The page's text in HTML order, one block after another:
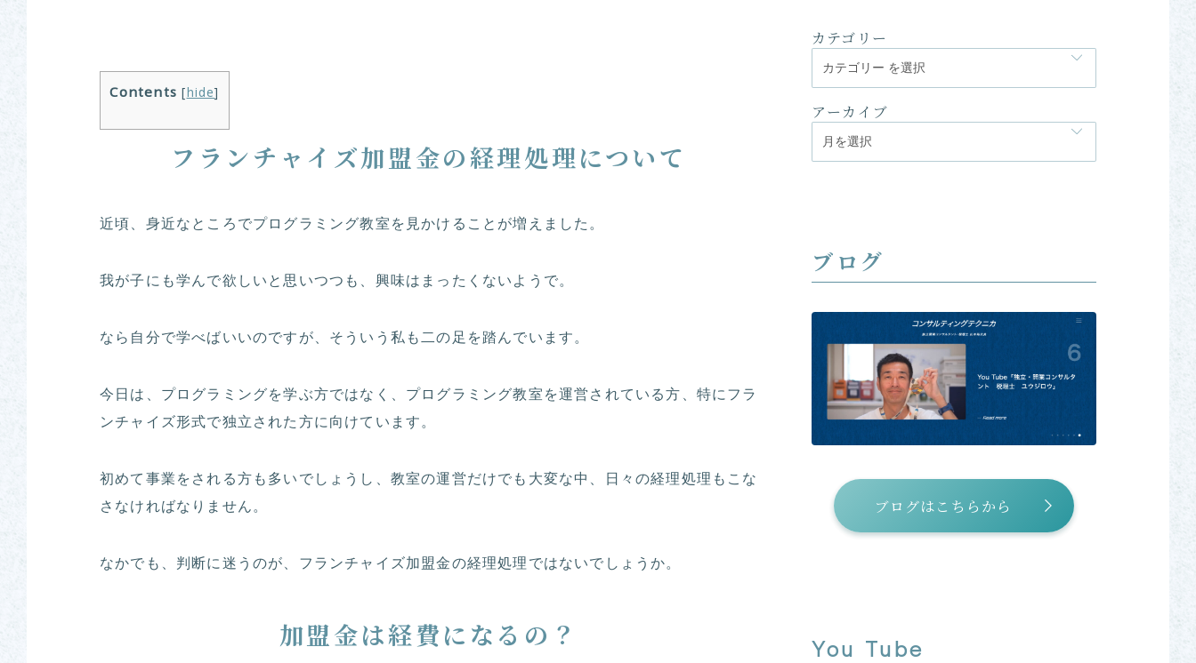
Contents [hide]
フランチャイズ加盟金の経理処理について
近頃、身近なところでプログラミング教室を見かけることが増えました。
我が子にも学んで欲しいと思いつつも、興味はまったくないようで。
なら自分で学べばいいのですが、そういう私も二の足を踏んでいます。
今日は、プログラミングを学ぶ方ではなく、プログラミング教室を運営されている方、特にフラ
ンチャイズ形式で独立された方に向けています。
初めて事業をされる方も多いでしょうし、教室の運営だけでも大変な中、日々の経理処理もこな
さなければなりません。
なかでも、判断に迷うのが、フランチャイズ加盟金の経理処理ではないでしょうか。
加盟金は経費になるの？
カテゴリー
アーカイブ
ブログ
ブログはこちらから
You Tube